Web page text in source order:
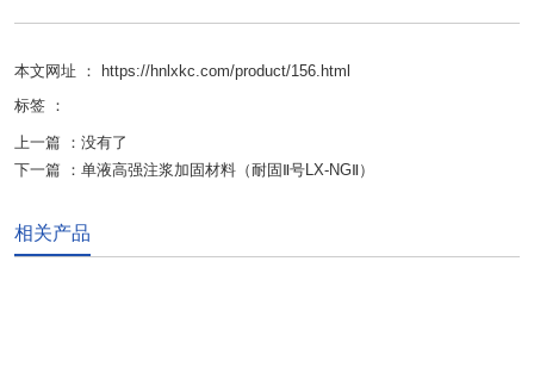
本文网址 ： https://hnlxkc.com/product/156.html
标签 ：
上一篇 ： 没有了
下一篇 ： 单液高强注浆加固材料（耐固Ⅱ号LX-NGⅡ）
相关产品